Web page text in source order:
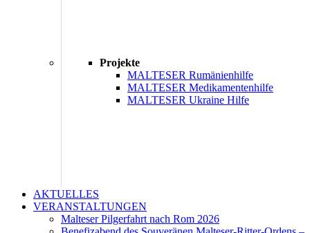
Projekte
MALTESER Rumänienhilfe
MALTESER Medikamentenhilfe
MALTESER Ukraine Hilfe
AKTUELLES
VERANSTALTUNGEN
Malteser Pilgerfahrt nach Rom 2026